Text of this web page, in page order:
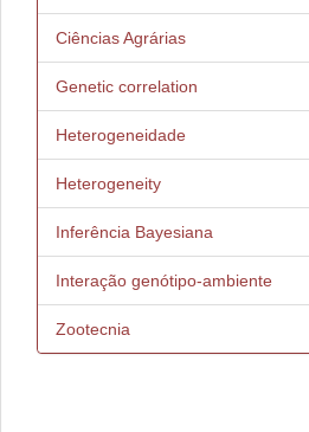
Ciências Agrárias
Genetic correlation
Heterogeneidade
Heterogeneity
Inferência Bayesiana
Interação genótipo-ambiente
Zootecnia